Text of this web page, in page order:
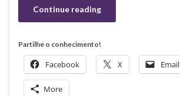
Continue reading
Partilhe o conhecimento!
Facebook X Email
More